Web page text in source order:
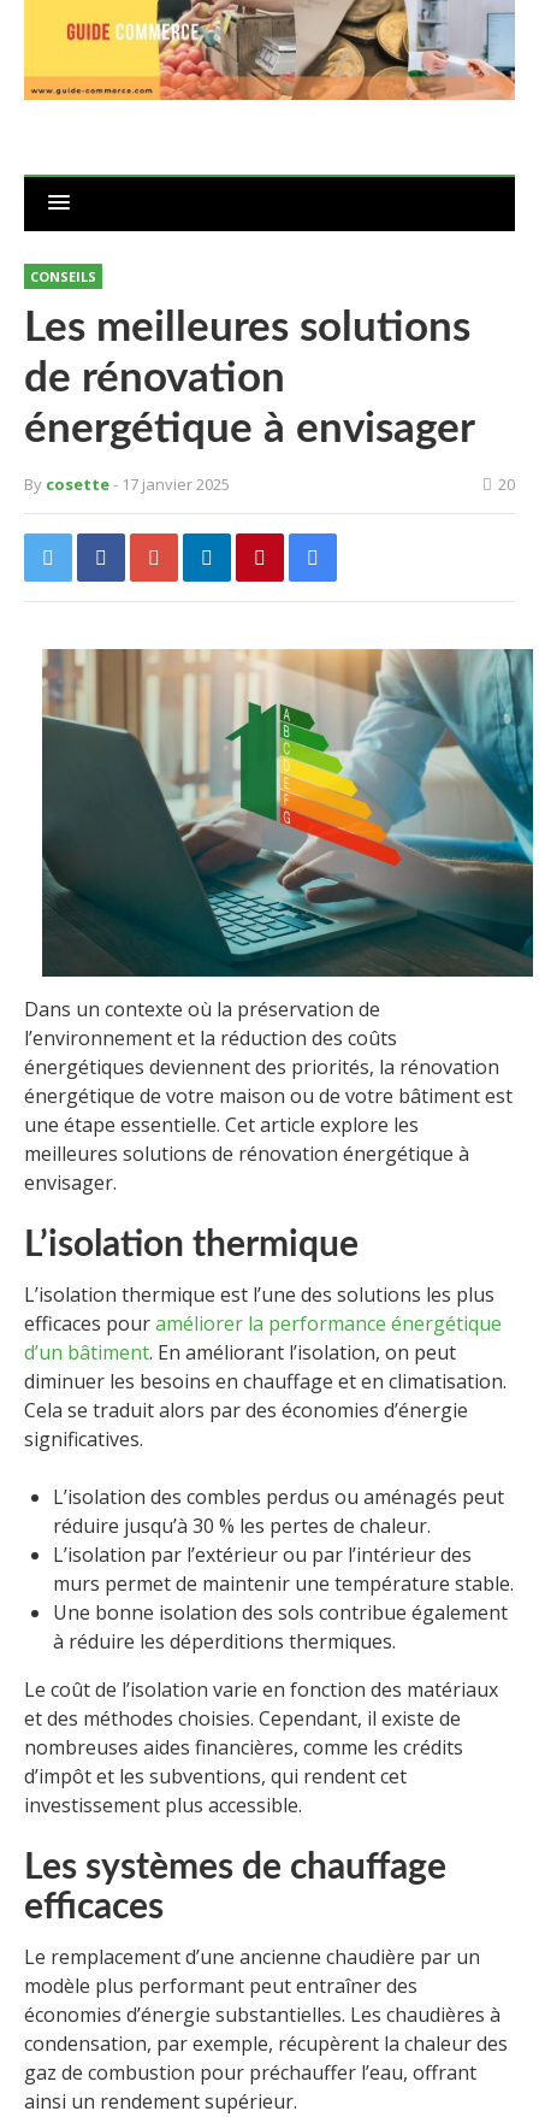
CONSEILS
Les meilleures solutions
de rénovation
énergétique à envisager
By cosette- 17 janvier 2025 20
Dans un contexte où la préservation de
l’environnement et la réduction des coûts
énergétiques deviennent des priorités, la rénovation
énergétique de votre maison ou de votre bâtiment est
une étape essentielle. Cet article explore les
meilleures solutions de rénovation énergétique à
envisager.
L’isolation thermique
L’isolation thermique est l’une des solutions les plus
efficaces pouraméliorer la performance énergétique
d’un bâtiment. En améliorant l’isolation, on peut
diminuer les besoins en chauffage et en climatisation.
Cela se traduit alors par des économies d’énergie
significatives.
L’isolation des combles perdus ou aménagés peut
réduire jusqu’à 30 % les pertes de chaleur.
L’isolation par l’extérieur ou par l’intérieur des
murs permet de maintenir une température stable.
Une bonne isolation des sols contribue également
à réduire les déperditions thermiques.
Le coût de l’isolation varie en fonction des matériaux
et des méthodes choisies. Cependant, il existe de
nombreuses aides financières, comme les crédits
d’impôt et les subventions, qui rendent cet
investissement plus accessible.
Les systèmes de chauffage
efficaces
Le remplacement d’une ancienne chaudière par un
modèle plus performant peut entraîner des
économies d’énergie substantielles. Les chaudières à
condensation, par exemple, récupèrent la chaleur des
gaz de combustion pour préchauffer l’eau, offrant
ainsi un rendement supérieur.